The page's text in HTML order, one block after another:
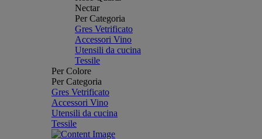
Nectar
Per Categoria
Gres Vetrificato
Accessori Vino
Utensili da cucina
Tessile
Per Colore
Per Categoria
Gres Vetrificato
Accessori Vino
Utensili da cucina
Tessile